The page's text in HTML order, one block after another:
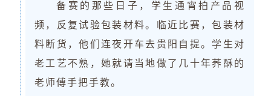
备赛的那些日子，学生通宵拍产品视
频，反复试验包装材料。临近比赛，包装材
料断货，他们连夜开车去贵阳自提。学生对
老工艺不熟，她就请当地做了几十年荞酥的
老师傅手把手教。